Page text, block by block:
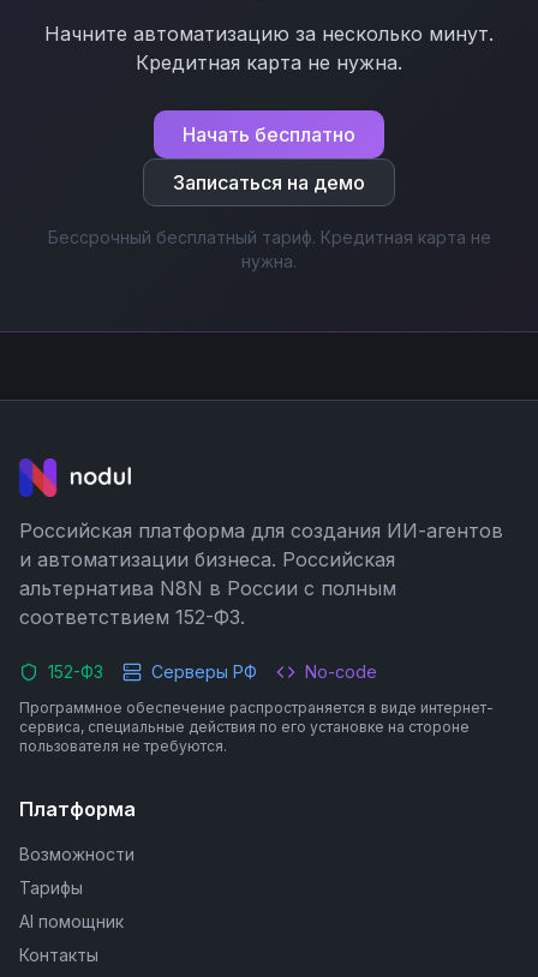
Начните автоматизацию за несколько минут.
Кредитная карта не нужна.
Начать бесплатно
Записаться на демо
Бессрочный бесплатный тариф. Кредитная карта не
нужна.
Российская платформа для создания ИИ-агентов
и автоматизации бизнеса. Российская
альтернатива N8N в России с полным
соответствием 152-ФЗ.
152-ФЗ Серверы РФ No-code
Программное обеспечение распространяется в виде интернет-
сервиса, специальные действия по его установке на стороне
пользователя не требуются.
Платформа
Возможности
Тарифы
AI помощник
Контакты